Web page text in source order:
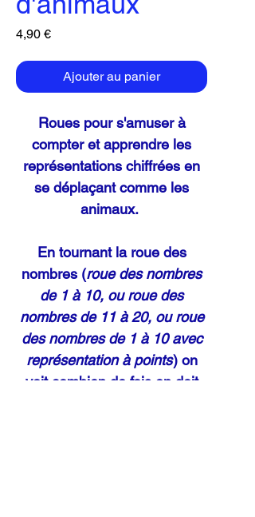
4,90 €Prix
Ajouter au panier
Roues pour s'amuser à
compter et apprendre les
représentations chiffrées en
se déplaçant comme les
animaux.
En tournant la roue des
nombres (roue des nombres
de 1 à 10, ou roue des
nombres de 11 à 20, ou roue
des nombres de 1 à 10 avec
représentation à points) on
voit combien de fois on doit